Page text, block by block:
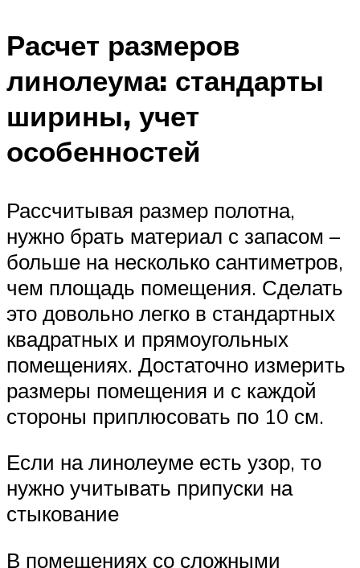
Расчет размеров
линолеума: стандарты
ширины, учет
особенностей
Рассчитывая размер полотна,
нужно брать материал с запасом –
больше на несколько сантиметров,
чем площадь помещения. Сделать
это довольно легко в стандартных
квадратных и прямоугольных
помещениях. Достаточно измерить
размеры помещения и с каждой
стороны приплюсовать по 10 см.
Если на линолеуме есть узор, то
нужно учитывать припуски на
стыкование
В помещениях со сложными